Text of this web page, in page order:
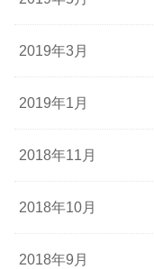
2019年3月
2019年1月
2018年11月
2018年10月
2018年9月